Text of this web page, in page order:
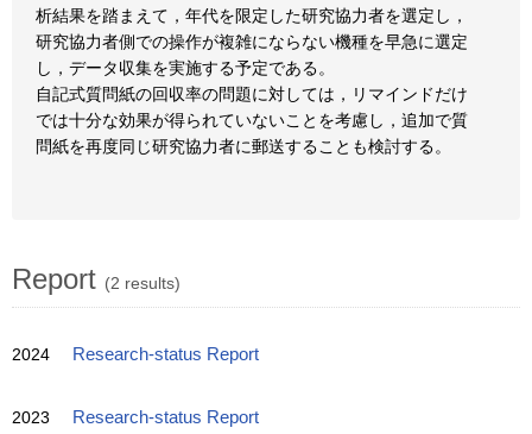
析結果を踏まえて，年代を限定した研究協力者を選定し，
研究協力者側での操作が複雑にならない機種を早急に選定
し，データ収集を実施する予定である。
自記式質問紙の回収率の問題に対しては，リマインドだけ
では十分な効果が得られていないことを考慮し，追加で質
問紙を再度同じ研究協力者に郵送することも検討する。
Report (2 results)
2024 Research-status Report
2023 Research-status Report